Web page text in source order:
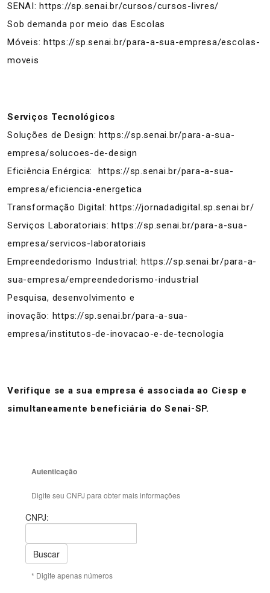
SENAI:https://sp.senai.br/cursos/cursos-livres/
Sob demanda por meio das Escolas
Móveis: https://sp.senai.br/para-a-sua-empresa/escolas-
moveis
Serviços Tecnológicos
Soluções de Design: https://sp.senai.br/para-a-sua-
empresa/solucoes-de-design
Eficiência Enérgica: https://sp.senai.br/para-a-sua-
empresa/eficiencia-energetica
Transformação Digital:https://jornadadigital.sp.senai.br/
Serviços Laboratoriais: https://sp.senai.br/para-a-sua-
empresa/servicos-laboratoriais
Empreendedorismo Industrial: https://sp.senai.br/para-a-
sua-empresa/empreendedorismo-industrial
Pesquisa, desenvolvimento e
inovação: https://sp.senai.br/para-a-sua-
empresa/institutos-de-inovacao-e-de-tecnologia
Verifique se a sua empresa é associada ao Ciesp e
simultaneamente beneficiária do Senai-SP.